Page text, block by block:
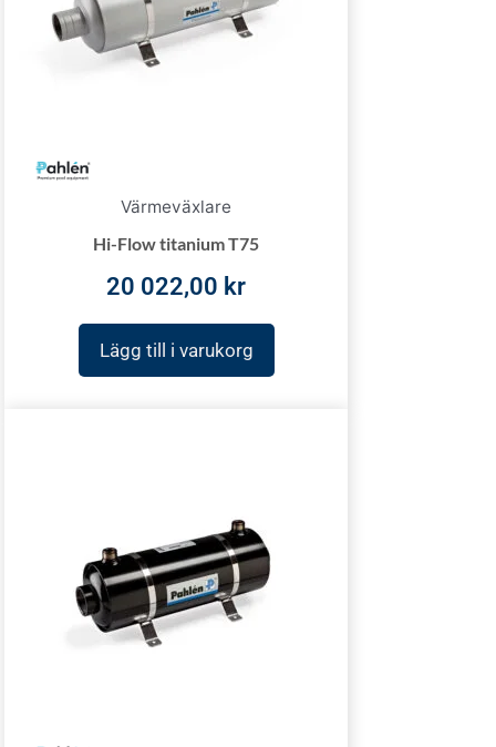
Värmeväxlare
Hi-Flow titanium T75
20 022,00 kr
Lägg till i varukorg